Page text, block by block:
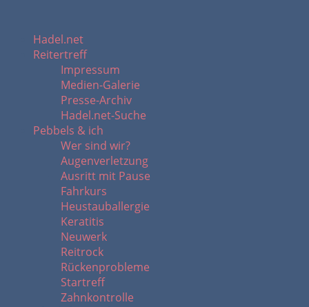
Hadel.net
Reitertreff
Impressum
Medien-Galerie
Presse-Archiv
Hadel.net-Suche
Pebbels & ich
Wer sind wir?
Augenverletzung
Ausritt mit Pause
Fahrkurs
Heustauballergie
Keratitis
Neuwerk
Reitrock
Rückenprobleme
Startreff
Zahnkontrolle